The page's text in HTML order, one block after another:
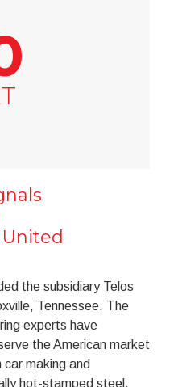
the subsidiary Telos
Tennessee. The
experts have
the American market
making and
hot-stamped steel.